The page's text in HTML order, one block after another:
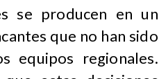
se producen en un
que no han sido
equipos regionales.